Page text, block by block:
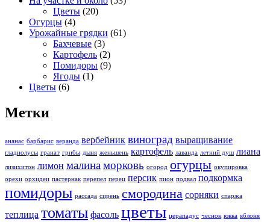
Цветы (20)
Огурцы (4)
Урожайные грядки (61)
Бахчевые (3)
Картофель (2)
Помидоры (9)
Ягоды (1)
Цветы (6)
Метки
ананас барбарис веранда вербейник виноград выращивание
гладиолусы гранат грибы дыня женьшень картофель лаванда летний душ лиана
лизихитон лимон малинаморковь огород огурцы окупировка
орехи орхидеи пастернак перепел перец персик пион подвал подкормка
помидоры рассада сирень смородина сорняки спаржа
теплица томаты фасоль цветы церападус чеснок юкка яблоня